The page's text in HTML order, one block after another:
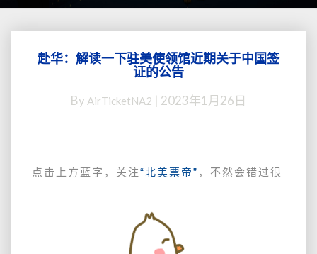
赴
华：
读
美
近
期
赴华：解读一下驻美使领馆近期关于中国签
证的公告
By AirTicketNA2 2023年1月26日
点击上方蓝字，关注“北美票帝” ，不然会错过很